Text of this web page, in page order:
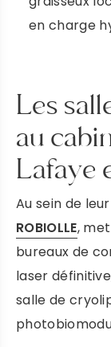
en charge
Les
au
Lafaye
Au sein de
ROBIOLLE,
bureaux de
laser
salle de